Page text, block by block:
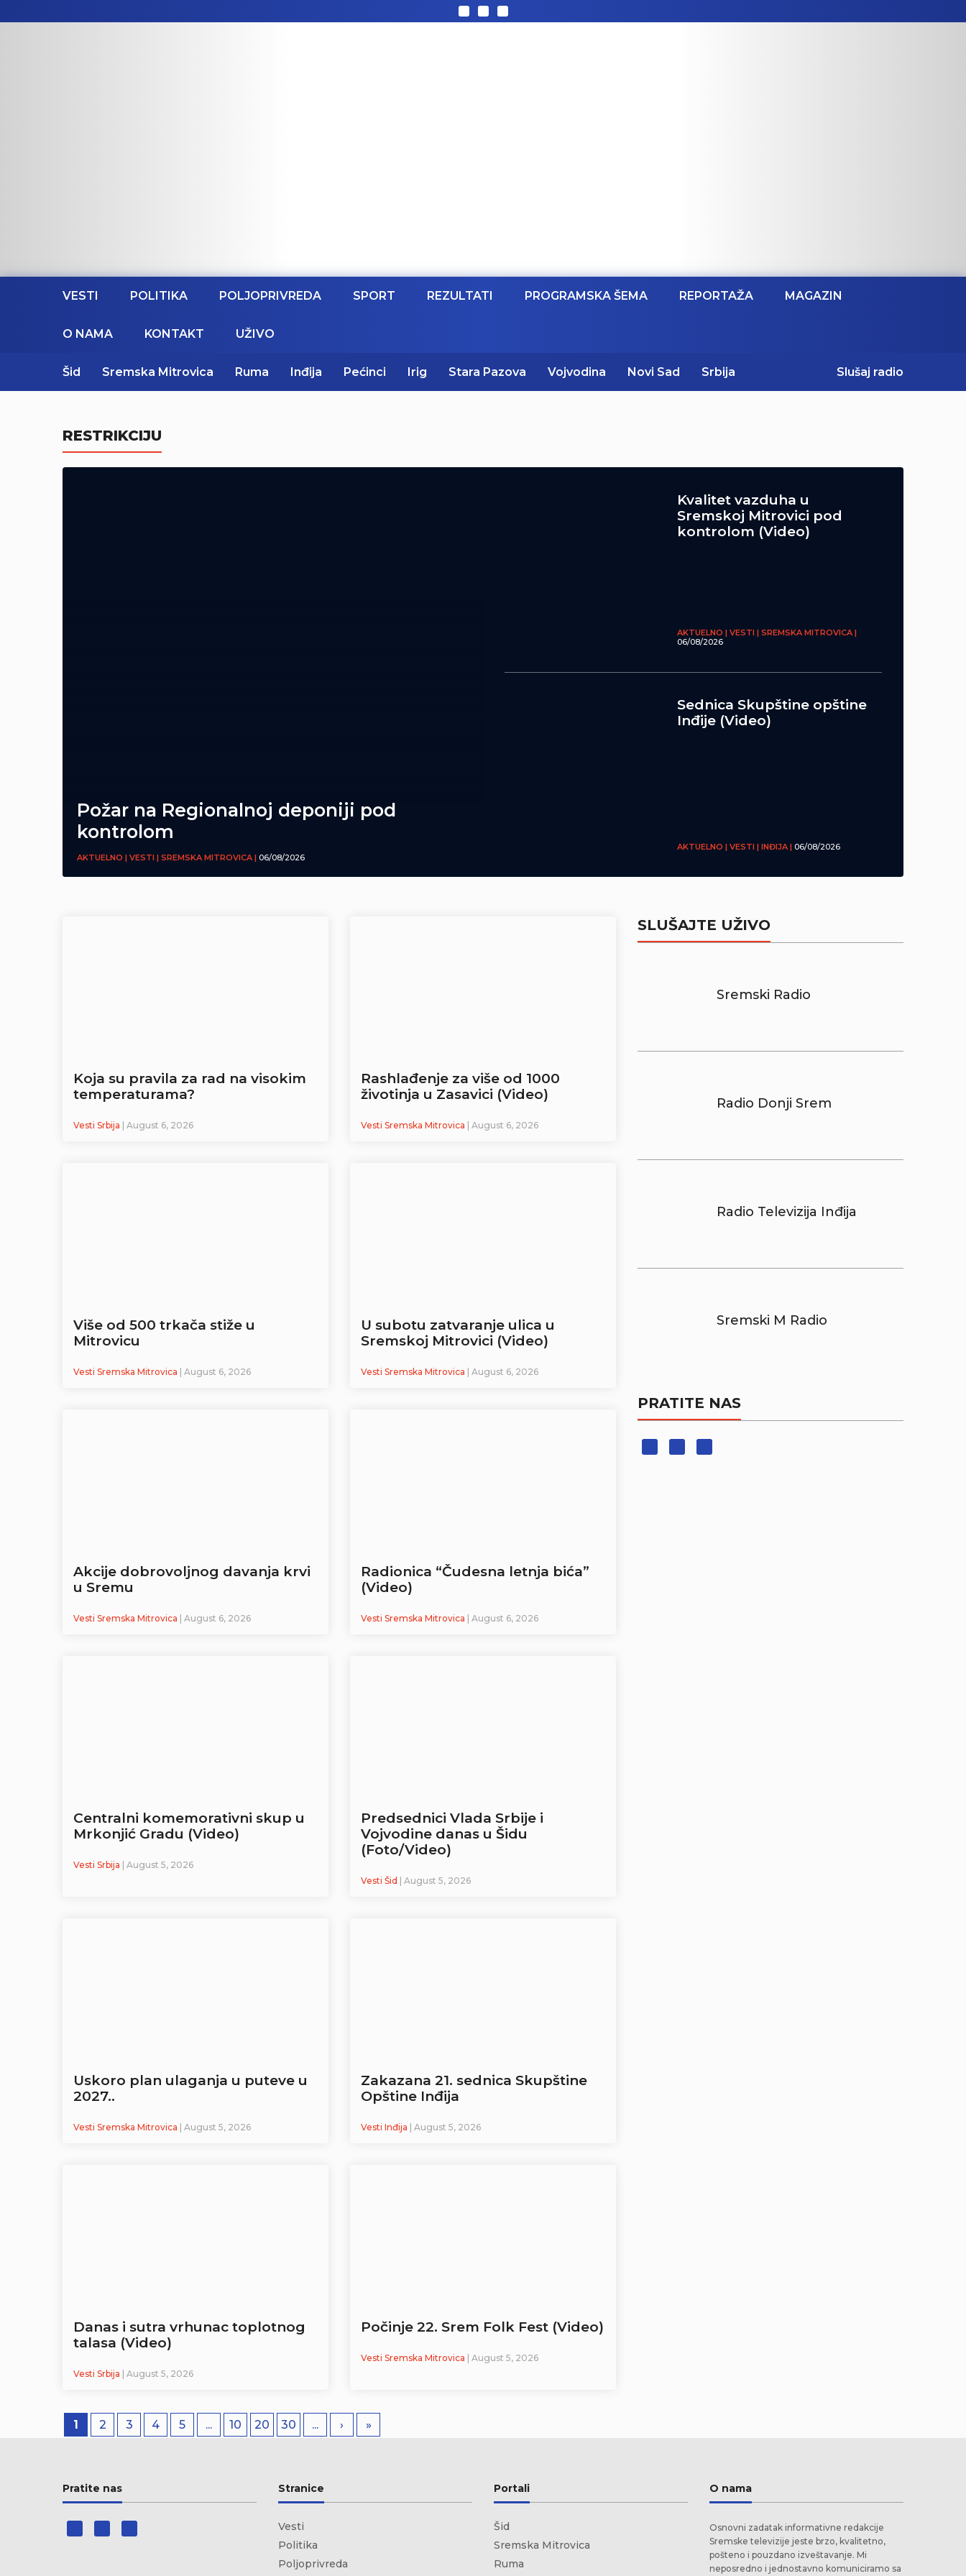
VESTI POLITIKA POLJOPRIVREDA SPORT REZULTATI PROGRAMSKA ŠEMA REPORTAŽA MAGAZIN
O NAMA KONTAKT UŽIVO
Šid Sremska Mitrovica Ruma Inđija Pećinci Irig Stara Pazova Vojvodina Novi Sad Srbija Slušaj radio
RESTRIKCIJU
Požar na Regionalnoj deponiji pod
kontrolom
AKTUELNO | VESTI | SREMSKA MITROVICA | 06/08/2026
Kvalitet vazduha u
Sremskoj Mitrovici pod
kontrolom (Video)
AKTUELNO | VESTI | SREMSKA MITROVICA |
06/08/2026
Sednica Skupštine opštine
Inđije (Video)
AKTUELNO | VESTI | INĐIJA | 06/08/2026
Koja su pravila za rad na visokim
temperaturama?
Vesti Srbija | August 6, 2026
Rashlađenje za više od 1000
životinja u Zasavici (Video)
Vesti Sremska Mitrovica | August 6, 2026
Više od 500 trkača stiže u
Mitrovicu
Vesti Sremska Mitrovica | August 6, 2026
U subotu zatvaranje ulica u
Sremskoj Mitrovici (Video)
Vesti Sremska Mitrovica | August 6, 2026
Akcije dobrovoljnog davanja krvi
u Sremu
Vesti Sremska Mitrovica | August 6, 2026
Radionica “Čudesna letnja bića”
(Video)
Vesti Sremska Mitrovica | August 6, 2026
Centralni komemorativni skup u
Mrkonjić Gradu (Video)
Vesti Srbija | August 5, 2026
Predsednici Vlada Srbije i
Vojvodine danas u Šidu
(Foto/Video)
Vesti Šid | August 5, 2026
Uskoro plan ulaganja u puteve u
2027..
Vesti Sremska Mitrovica | August 5, 2026
Zakazana 21. sednica Skupštine
Opštine Inđija
Vesti Inđija | August 5, 2026
Danas i sutra vrhunac toplotnog
talasa (Video)
Vesti Srbija | August 5, 2026
Počinje 22. Srem Folk Fest (Video)
Vesti Sremska Mitrovica | August 5, 2026
1 2 3 4 5 ... 10 20 30 ... › »
SLUŠAJTE UŽIVO
Sremski Radio
Radio Donji Srem
Radio Televizija Inđija
Sremski M Radio
PRATITE NAS
Pratite nas Stranice
Vesti
Politika
Poljoprivreda
Portali
Šid
Sremska Mitrovica
Ruma
O nama
Osnovni zadatak informativne redakcije
Sremske televizije jeste brzo, kvalitetno,
pošteno i pouzdano izveštavanje. Mi
neposredno i jednostavno komuniciramo sa